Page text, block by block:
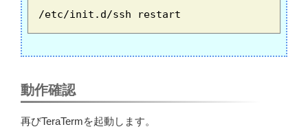
/etc/init.d/ssh restart
動作確認
再びTeraTermを起動します。